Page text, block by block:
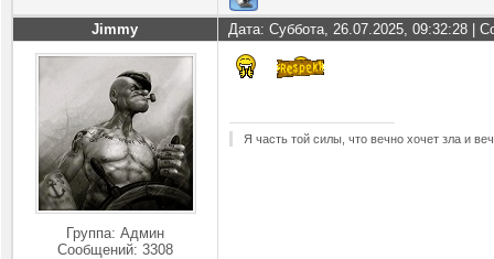
Jimmy Дата: Суббота, 26.07.2025, 09:32:28 |
Группа: Админ
Сообщений: 3308
Я часть той силы, что вечно хочет зла и